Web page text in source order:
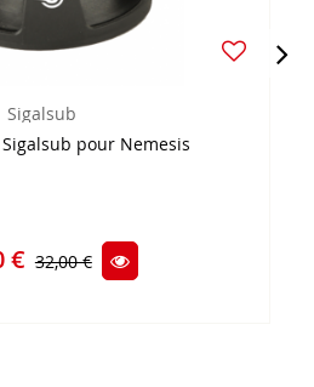
Sigalsub
pour Nemesis
€ 32,00 €